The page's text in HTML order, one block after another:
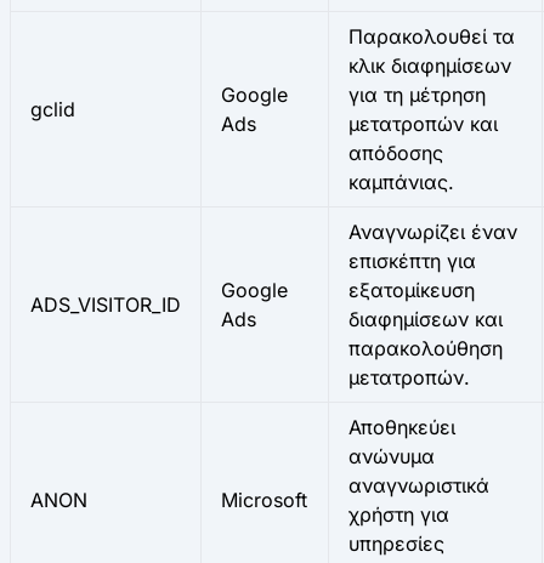
gclid
Google
Ads
Παρακολουθεί τα
κλικ διαφημίσεων
για τη μέτρηση
μετατροπών και
απόδοσης
καμπάνιας.
ADS_VISITOR_ID
Google
Ads
Αναγνωρίζει έναν
επισκέπτη για
εξατομίκευση
διαφημίσεων και
παρακολούθηση
μετατροπών.
ANON Microsoft
Αποθηκεύει
ανώνυμα
αναγνωριστικά
χρήστη για
υπηρεσίες